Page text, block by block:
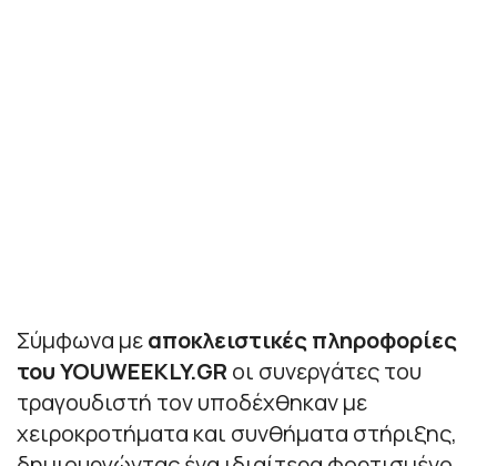
Σύμφωνα μεαποκλειστικές πληροφορίες
του YOUWEEKLY.GR οι συνεργάτες του
τραγουδιστή τον υποδέχθηκαν με
χειροκροτήματα και συνθήματα στήριξης,